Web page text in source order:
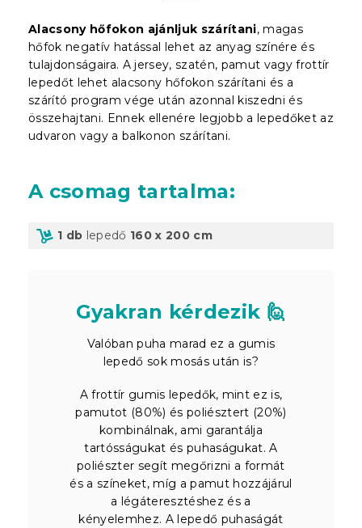
Alacsony hőfokon ajánljuk szárítani, magas
hőfok negatív hatással lehet az anyag színére és
tulajdonságaira. A jersey, szatén, pamut vagy frottír
lepedőt lehet alacsony hőfokon szárítani és a
szárító program vége után azonnal kiszedni és
összehajtani. Ennek ellenére legjobb a lepedőket az
udvaron vagy a balkonon szárítani.
A csomag tartalma:
1 db lepedő 160 x 200 cm
Gyakran kérdezik 🙋
Valóban puha marad ez a gumis
lepedő sok mosás után is?
A frottír gumis lepedők, mint ez is,
pamutot (80%) és poliésztert (20%)
kombinálnak, ami garantálja
tartósságukat és puhaságukat. A
poliészter segít megőrizni a formát
és a színeket, míg a pamut hozzájárul
a légáteresztéshez és a
kényelemhez. A lepedő puhaságát